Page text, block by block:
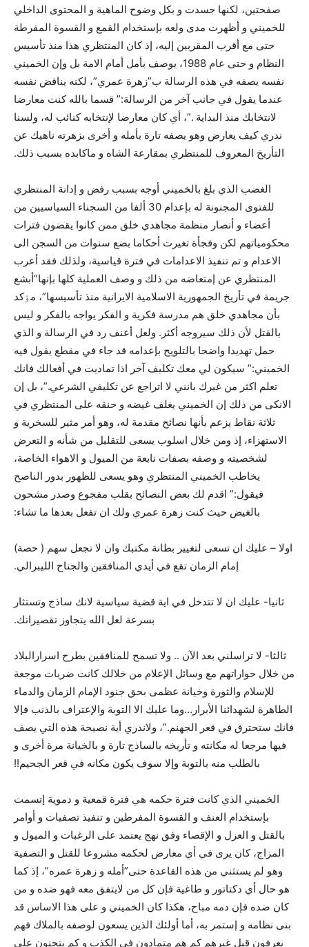
صفحتين، لکنها جسدت و بکل وضوح الماهية و المحتوى الداخلي
للخميني و أظهرت مدى ولعه بإستخدام القمع و القسوة المفرطة
حتى مع أقرب المقربين إليه، إذ کان المنتظري هذا منذ تأسيس
النظام و حتى عام 1988، يوصف بأمل أمام الامة بل وإن الخميني
نفسه يصفه في هذه الرسالة ب”زهرة عمري”، لکنه يناقض نفسه
عندما يقول في جانب آخر من الرسالة:” قسما بالله كنت معارضا
لانتخابك منذ البداية .”، أي کان معارضا لإنتخابه کنائب له، ولسنا
ندري کيف يعارض وهو يصفه تارة بأمله و أخرى بزهرته ناهيك عن
التأريخ المعروف للمنتظري بمقارعة الشاه و ماکابده بسبب ذلك.
الغضب الذي بلغ بالخميني أوجه بسبب رفض و إدانة المنتظري
للفتوى المجنونة له بإعدام 30 ألفا من السجناء السياسيين من
أعضاء و أنصار منظمة مجاهدي خلق ممن کانوا يقضون فترات
محکومياتهم لکن وفجأة تغيرت أحکاما بضع سنوات من السجن الى
الاعدام و تم تنفيذ الاعدامات في فترة قياسية، ولذلك فقد أعرب
المنتظري عن إمتعاضه من ذلك و وصف العملية کلها بإنها”أبشع
جريمة في تأريخ الجمهورية الاسلامية الايرانية منذ تأسيسها”، مٶکد
بأن مجاهدي خلق هم مدرسة فکرية و الفکر يواجه بالفکر و ليس
بالقتل لأن ذلك سيروجه أکثر. ولعل أعنف رد في الرسالة و الذي
حمل تهديدا واضحا بالتلويح بإعدامه قد جاء في مقطع يقول فيه
الخميني:” سيكون لي معك تكليف آخر اذا تماديت في أفعالك فانك
تعلم اكثر من غيرك بانني لا اتراجع عن تكليفي الشرعي.”، بل إن
الانکى من ذلك إن الخميني يغلف غيضه و حنقه على المنتظري في
ثلاثة نقاط يزعم بأنها نصائح مقدمة له، وهو أمر مثير للسخرية و
الاستهزاء، إذ ومن خلال اسلوب يسعى للتقليل من شأنه و التعرض
لشخصيته و وصفه بصفات نابعة من الميول و الاهواء الخاصة،
يخاطب الخميني المنتظري وهو يسعى للظهور بدور الناصح
فيقول:” اقدم لك بعض النصائح بقلب مفجوع وصدر مشحون
بالغيض حيث كنت زهرة عمري ولك ان تفعل بعدها ما تشاء:
اولا – عليك ان تسعى لتغيير بطانة مكتبك وان لا تجعل سهم ( حصة)
إمام الزمان تقع في أيدي المنافقين والجناح الليبرالي.
ثانيا- عليك ان لا تتدخل في اية قضية سياسية لانك ساذج وتستثار
بسرعة لعل الله يتجاوز تقصيراتك.
ثالثا- لا تراسلني بعد الآن .. ولا تسمح للمنافقين بطرح اسرارالبلاد
من خلال حواراتهم مع وسائل الإعلام من خلالك كانت ضربات موجعة
للإسلام والثورة وخيانة عظمى بحق جنود الإمام الزمان والدماء
الطاهرة لشهدائنا الأبرار…وما عليك الا التوبة والإعتراف بالذنب فإلا
فانك ستحترق في قعر الجهنم.”، ولاندري أية نصيحة هذه التي يصف
فيها مرجعا له مکانته و تأريخه بالساذج تارة و بالخيانة مرة أخرى و
بالطلب منه بالتوبة وإلا سوف يکون مکانه في قعر الجحيم!!
الخميني الذي کانت فترة حکمه هي فترة قمعية و دموية إتسمت
بإستخدام العنف و القسوة المفرطين و تنفيذ تصفيات و أوامر
بالقتل و العزل و الإقصاء وفق نهج يعتمد على الرغبات و الميول و
المزاج، کان يرى في أي معارض لحکمه مشروعا للقتل و التصفية
وهو لم يستثني من هذه القاعدة حتى”أمله و زهرة عمره”، إذ کما
هو حال أي دکتاتور و طاغية فإن کل من لايتفق معه فهو ضده و من
کان ضده فإن دمه مباح، هکذا کان الخميني و على هذا الاساس قد
بنى نظامه و إستمر به، أما أولئك الذين يسعون لوصفه بالملاك فهم
يعرفون قبل غيرهم کم هم متمادون في الکذب و کم يتجنون على